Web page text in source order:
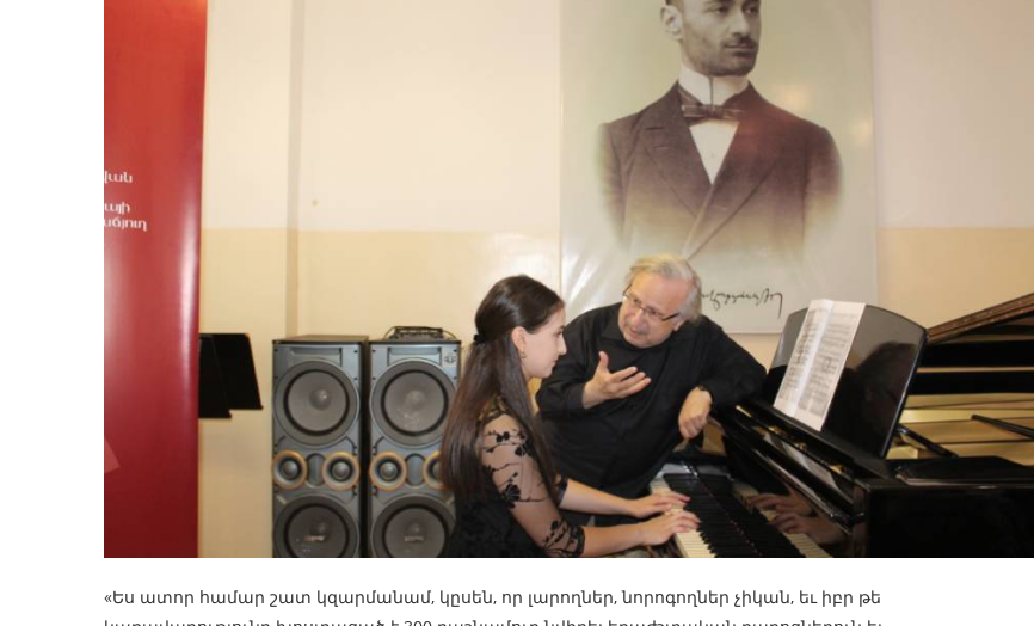
«Ես ատոր համար շատ կզարմանամ, կըսեն, որ լարողներ, նորոգողներ չիկան, եւ իբր թե